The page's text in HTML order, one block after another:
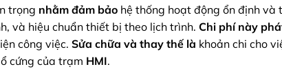
trọng nhằm đảm bảo hệ thống hoạt động ổn định và
và hiệu chuẩn thiết bị theo lịch trình. Chi phí này
công việc. Sửa chữa và thay thế là khoản chi cho
cứng của trạm HMI.